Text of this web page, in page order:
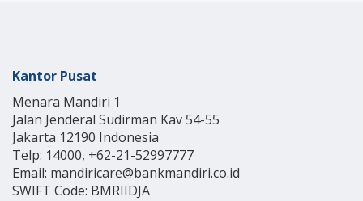
Kantor Pusat
Menara Mandiri 1
Jalan Jenderal Sudirman Kav 54-55
Jakarta 12190 Indonesia
Telp: 14000, +62-21-52997777
Email: mandiricare@bankmandiri.co.id
SWIFT Code: BMRIIDJA